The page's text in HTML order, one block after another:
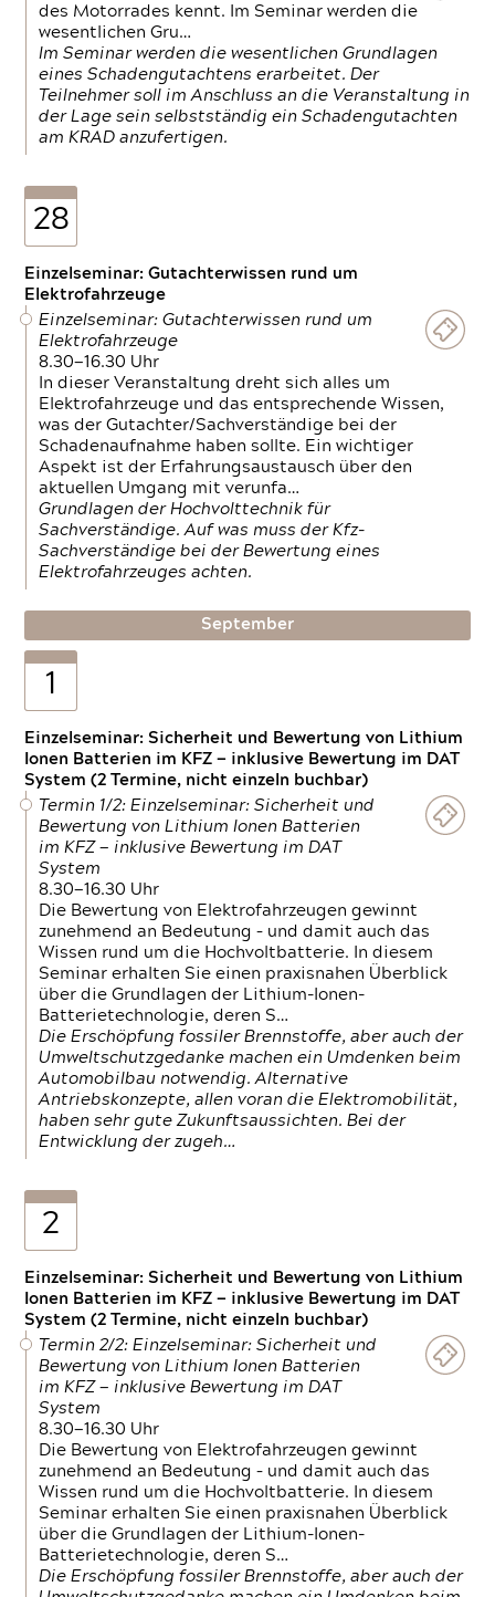
des Motorrades kennt. Im Seminar werden die
wesentlichen Gru…
Im Seminar werden die wesentlichen Grundlagen
eines Schadengutachtens erarbeitet. Der
Teilnehmer soll im Anschluss an die Veranstaltung in
der Lage sein selbstständig ein Schadengutachten
am KRAD anzufertigen.
28
Einzelseminar: Gutachterwissen rund um
Elektrofahrzeuge
Einzelseminar: Gutachterwissen rund um
Elektrofahrzeuge
8.30—16.30 Uhr
In dieser Veranstaltung dreht sich alles um
Elektrofahrzeuge und das entsprechende Wissen,
was der Gutachter/Sachverständige bei der
Schadenaufnahme haben sollte. Ein wichtiger
Aspekt ist der Erfahrungsaustausch über den
aktuellen Umgang mit verunfa…
Grundlagen der Hochvolttechnik für
Sachverständige. Auf was muss der Kfz-
Sachverständige bei der Bewertung eines
Elektrofahrzeuges achten.
September
1
Einzelseminar: Sicherheit und Bewertung von Lithium
Ionen Batterien im KFZ — inklusive Bewertung im DAT
System (2 Termine, nicht einzeln buchbar)
Termin 1/2: Einzelseminar: Sicherheit und
Bewertung von Lithium Ionen Batterien
im KFZ — inklusive Bewertung im DAT
System
8.30—16.30 Uhr
Die Bewertung von Elektrofahrzeugen gewinnt
zunehmend an Bedeutung – und damit auch das
Wissen rund um die Hochvoltbatterie. In diesem
Seminar erhalten Sie einen praxisnahen Überblick
über die Grundlagen der Lithium-Ionen-
Batterietechnologie, deren S…
Die Erschöpfung fossiler Brennstoffe, aber auch der
Umweltschutzgedanke machen ein Umdenken beim
Automobilbau notwendig. Alternative
Antriebskonzepte, allen voran die Elektromobilität,
haben sehr gute Zukunftsaussichten. Bei der
Entwicklung der zugeh…
2
Einzelseminar: Sicherheit und Bewertung von Lithium
Ionen Batterien im KFZ — inklusive Bewertung im DAT
System (2 Termine, nicht einzeln buchbar)
Termin 2/2: Einzelseminar: Sicherheit und
Bewertung von Lithium Ionen Batterien
im KFZ — inklusive Bewertung im DAT
System
8.30—16.30 Uhr
Die Bewertung von Elektrofahrzeugen gewinnt
zunehmend an Bedeutung – und damit auch das
Wissen rund um die Hochvoltbatterie. In diesem
Seminar erhalten Sie einen praxisnahen Überblick
über die Grundlagen der Lithium-Ionen-
Batterietechnologie, deren S…
Die Erschöpfung fossiler Brennstoffe, aber auch der